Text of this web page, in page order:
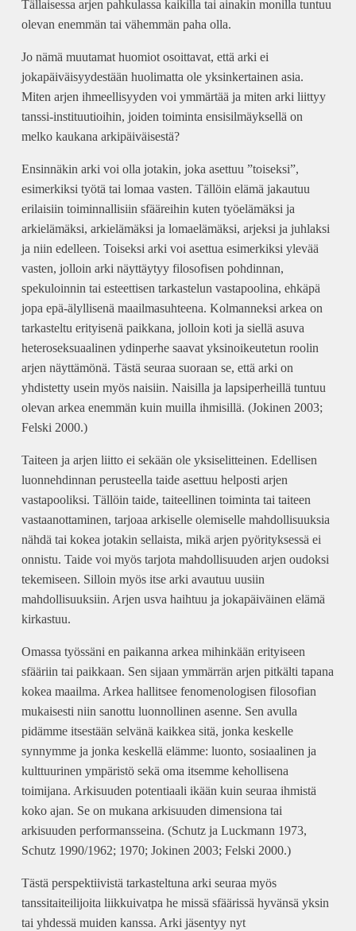
Tällaisessa arjen pahkulassa kaikilla tai ainakin monilla tuntuu
olevan enemmän tai vähemmän paha olla.
Jo nämä muutamat huomiot osoittavat, että arki ei
jokapäiväisyydestään huolimatta ole yksinkertainen asia.
Miten arjen ihmeellisyyden voi ymmärtää ja miten arki liittyy
tanssi-instituutioihin, joiden toiminta ensisilmäyksellä on
melko kaukana arkipäiväisestä?
Ensinnäkin arki voi olla jotakin, joka asettuu ”toiseksi”,
esimerkiksi työtä tai lomaa vasten. Tällöin elämä jakautuu
erilaisiin toiminnallisiin sfääreihin kuten työelämäksi ja
arkielämäksi, arkielämäksi ja lomaelämäksi, arjeksi ja juhlaksi
ja niin edelleen. Toiseksi arki voi asettua esimerkiksi ylevää
vasten, jolloin arki näyttäytyy filosofisen pohdinnan,
spekuloinnin tai esteettisen tarkastelun vastapoolina, ehkäpä
jopa epä-älyllisenä maailmasuhteena. Kolmanneksi arkea on
tarkasteltu erityisenä paikkana, jolloin koti ja siellä asuva
heteroseksuaalinen ydinperhe saavat yksinoikeutetun roolin
arjen näyttämönä. Tästä seuraa suoraan se, että arki on
yhdistetty usein myös naisiin. Naisilla ja lapsiperheillä tuntuu
olevan arkea enemmän kuin muilla ihmisillä. (Jokinen 2003;
Felski 2000.)
Taiteen ja arjen liitto ei sekään ole yksiselitteinen. Edellisen
luonnehdinnan perusteella taide asettuu helposti arjen
vastapooliksi. Tällöin taide, taiteellinen toiminta tai taiteen
vastaanottaminen, tarjoaa arkiselle olemiselle mahdollisuuksia
nähdä tai kokea jotakin sellaista, mikä arjen pyörityksessä ei
onnistu. Taide voi myös tarjota mahdollisuuden arjen oudoksi
tekemiseen. Silloin myös itse arki avautuu uusiin
mahdollisuuksiin. Arjen usva haihtuu ja jokapäiväinen elämä
kirkastuu.
Omassa työssäni en paikanna arkea mihinkään erityiseen
sfääriin tai paikkaan. Sen sijaan ymmärrän arjen pitkälti tapana
kokea maailma. Arkea hallitsee fenomenologisen filosofian
mukaisesti niin sanottu luonnollinen asenne. Sen avulla
pidämme itsestään selvänä kaikkea sitä, jonka keskelle
synnymme ja jonka keskellä elämme: luonto, sosiaalinen ja
kulttuurinen ympäristö sekä oma itsemme kehollisena
toimijana. Arkisuuden potentiaali ikään kuin seuraa ihmistä
koko ajan. Se on mukana arkisuuden dimensiona tai
arkisuuden performansseina. (Schutz ja Luckmann 1973,
Schutz 1990/1962; 1970; Jokinen 2003; Felski 2000.)
Tästä perspektiivistä tarkasteltuna arki seuraa myös
tanssitaiteilijoita liikkuivatpa he missä sfäärissä hyvänsä yksin
tai yhdessä muiden kanssa. Arki jäsentyy nyt